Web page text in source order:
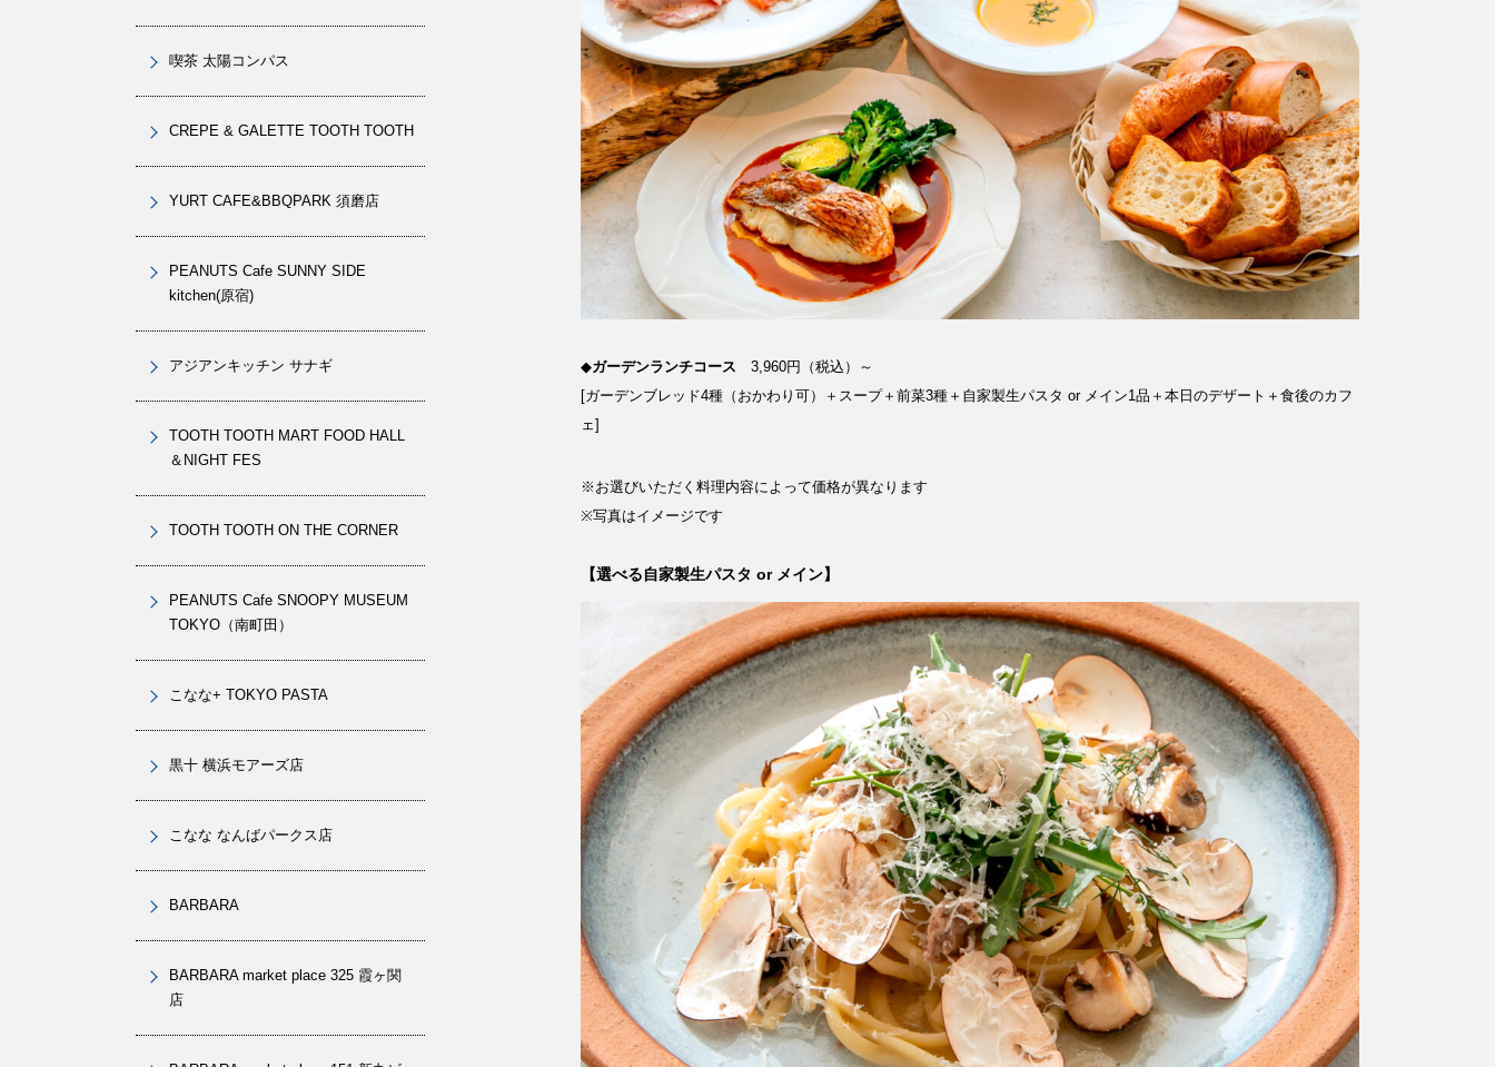
◆ガーデンランチコース 3,960円（税込）～
[ガーデンブレッド4種（おかわり可）＋スープ＋前菜3種＋自家製生パスタ or メイン1品＋本日のデザート＋食後のカフ
ェ]
※お選びいただく料理内容によって価格が異なります
※写真はイメージです
【選べる自家製生パスタ or メイン】
喫茶 太陽コンパス
CREPE & GALETTE TOOTH TOOTH
YURT CAFE&BBQPARK 須磨店
PEANUTS Cafe SUNNY SIDE
kitchen(原宿)
アジアンキッチン サナギ
TOOTH TOOTH MART FOOD HALL
＆NIGHT FES
TOOTH TOOTH ON THE CORNER
PEANUTS Cafe SNOOPY MUSEUM
TOKYO（南町田）
こなな+ TOKYO PASTA
黒十 横浜モアーズ店
こなな なんばパークス店
BARBARA
BARBARA market place 325 霞ヶ関
店